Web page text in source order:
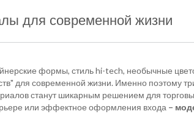
для современной жизни
формы, стиль hi-tech, необычные
для современной жизни. Именно поэтому
станут шикарным решением для
или эффектное оформления входа –